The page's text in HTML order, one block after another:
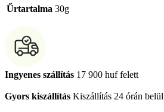
Űrtartalma 30g
Ingyenes szállítás 17 900 huf felett
Gyors kiszállítás Kiszállítás 24 órán belül